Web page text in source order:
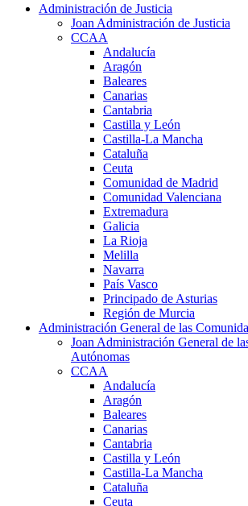
Administración de Justicia
Joan Administración de Justicia
CCAA
Andalucía
Aragón
Baleares
Canarias
Cantabria
Castilla y León
Castilla-La Mancha
Cataluña
Ceuta
Comunidad de Madrid
Comunidad Valenciana
Extremadura
Galicia
La Rioja
Melilla
Navarra
País Vasco
Principado de Asturias
Región de Murcia
Administración General de las
Joan Administración General de
Autónomas
CCAA
Andalucía
Aragón
Baleares
Canarias
Cantabria
Castilla y León
Castilla-La Mancha
Cataluña
Ceuta